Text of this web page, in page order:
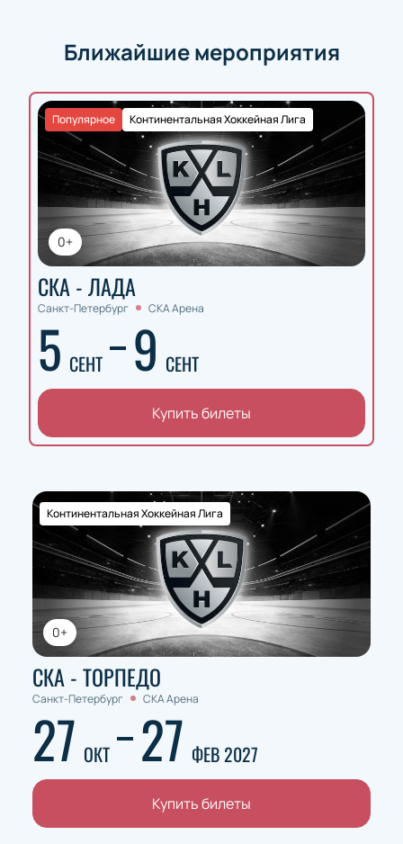
Ближайшие мероприятия
0+
Континентальная Хоккейная Лига
Популярное
СКА - ЛАДА
Санкт-Петербург СКА Арена
5 СЕНТ 9 СЕНТ
Купить билеты
0+
Континентальная Хоккейная Лига
СКА - ТОРПЕДО
Санкт-Петербург СКА Арена
27 ОКТ 27 ФЕВ 2027
Купить билеты